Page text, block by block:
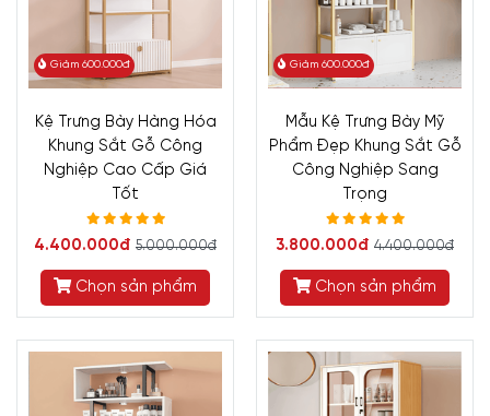
Giảm 600.000đ
Kệ Trưng Bày Hàng Hóa
Khung Sắt Gỗ Công
Nghiệp Cao Cấp Giá
Tốt
4.400.000đ 5.000.000đ
Chọn sản phẩm
Giảm 600.000đ
Mẫu Kệ Trưng Bày Mỹ
Phẩm Đẹp Khung Sắt Gỗ
Công Nghiệp Sang
Trọng
3.800.000đ 4.400.000đ
Chọn sản phẩm